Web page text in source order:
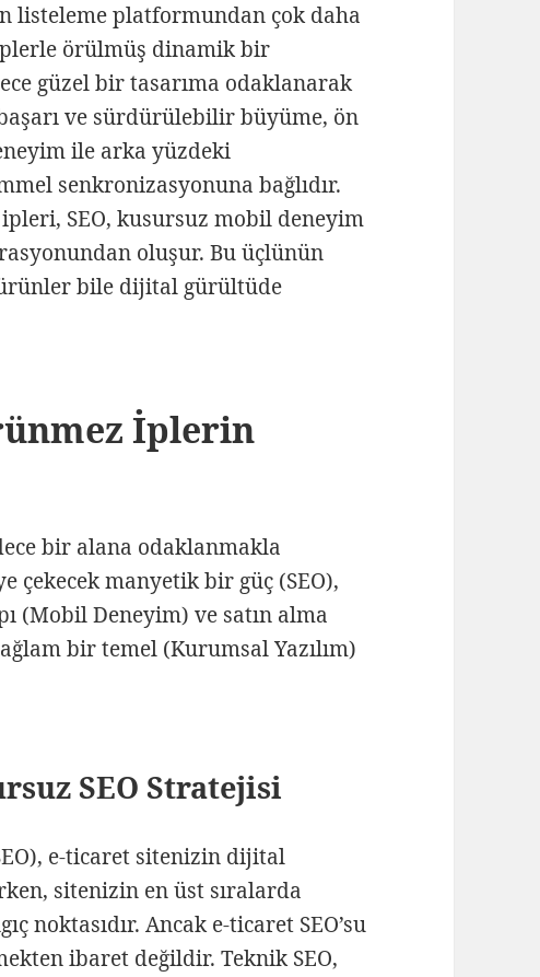
listeleme platformundan çok daha
örülmüş dinamik bir
güzel bir tasarıma odaklanarak
ve sürdürülebilir büyüme, ön
ile arka yüzdeki
senkronizasyonuna bağlıdır.
SEO, kusursuz mobil deneyim
oluşur. Bu üçlünün
bile dijital gürültüde
İplerin
bir alana odaklanmakla
manyetik bir güç (SEO),
(Mobil Deneyim) ve satın alma
bir temel (Kurumsal Yazılım)
SEO Stratejisi
e-ticaret sitenizin dijital
sitenizin en üst sıralarda
noktasıdır. Ancak e-ticaret SEO’su
ibaret değildir. Teknik SEO,